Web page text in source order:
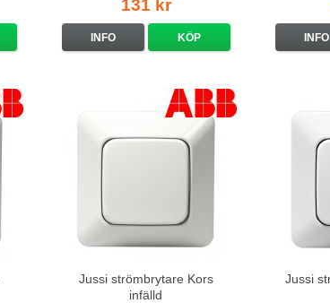
131 kr
INFO KÖP INFO
Jussi strömbrytare Kors
infälld
Jussi